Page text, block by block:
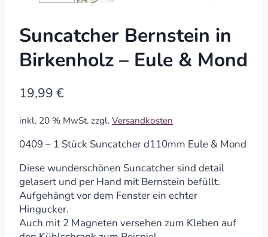
Suncatcher Bernstein in
Birkenholz – Eule & Mond
19,99 €
inkl. 20 % MwSt. zzgl. Versandkosten
0409 – 1 Stück Suncatcher d110mm Eule & Mond
Diese wunderschönen Suncatcher sind detail
gelasert und per Hand mit Bernstein befüllt.
Aufgehängt vor dem Fenster ein echter
Hingucker.
Auch mit 2 Magneten versehen zum Kleben auf